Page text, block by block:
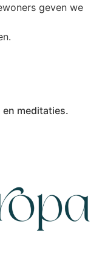
geven we
meditaties.